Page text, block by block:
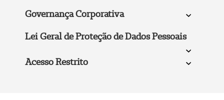
Governança Corporativa
Lei Geral de Proteção de Dados Pessoais
Acesso Restrito